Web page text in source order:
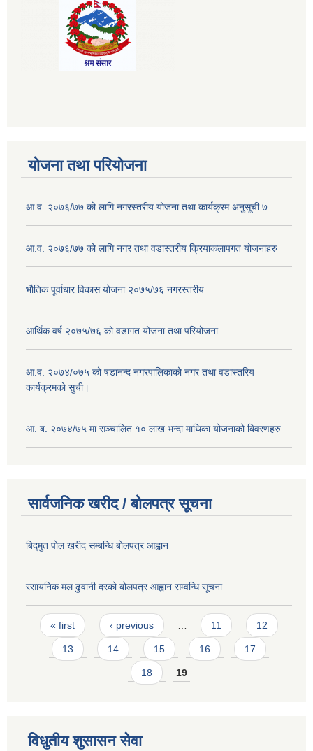
योजना तथा परियोजना
आ.व. २०७६/७७ को लागि नगरस्तरीय योजना तथा कार्यक्रम अनुसूची ७
आ.व. २०७६/७७ को लागि नगर तथा वडास्तरीय क्रियाकलापगत योजनाहरु
भौतिक पूर्वाधार विकास योजना २०७५/७६ नगरस्तरीय
आर्थिक वर्ष २०७५/७६ को वडागत योजना तथा परियोजना
आ.व. २०७४/०७५ को षडानन्द नगरपालिकाको नगर तथा वडास्तरिय
कार्यक्रमको सुची।
आ. ब. २०७४/७५ मा सञ्चालित १० लाख भन्दा माथिका योजनाको बिवरणहरु
सार्वजनिक खरीद / बोलपत्र सूचना
बिद्मुत पोल खरीद सम्बन्धि बोलपत्र आह्वान
रसायनिक मल ढुवानी दरको बोलपत्र आह्वान सम्वन्धि सूचना
Pages
« first ‹ previous 11 12
13 14 15 16 17
18 19
विधुतीय शुसासन सेवा